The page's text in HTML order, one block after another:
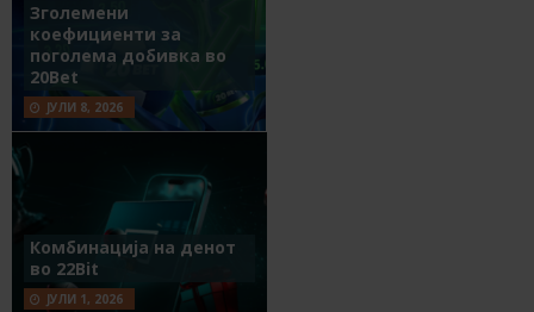
Зголемени
коефициенти за
поголема добивка во
20Bet
ЈУЛИ 8, 2026
Комбинација на денот
во 22Bit
ЈУЛИ 1, 2026